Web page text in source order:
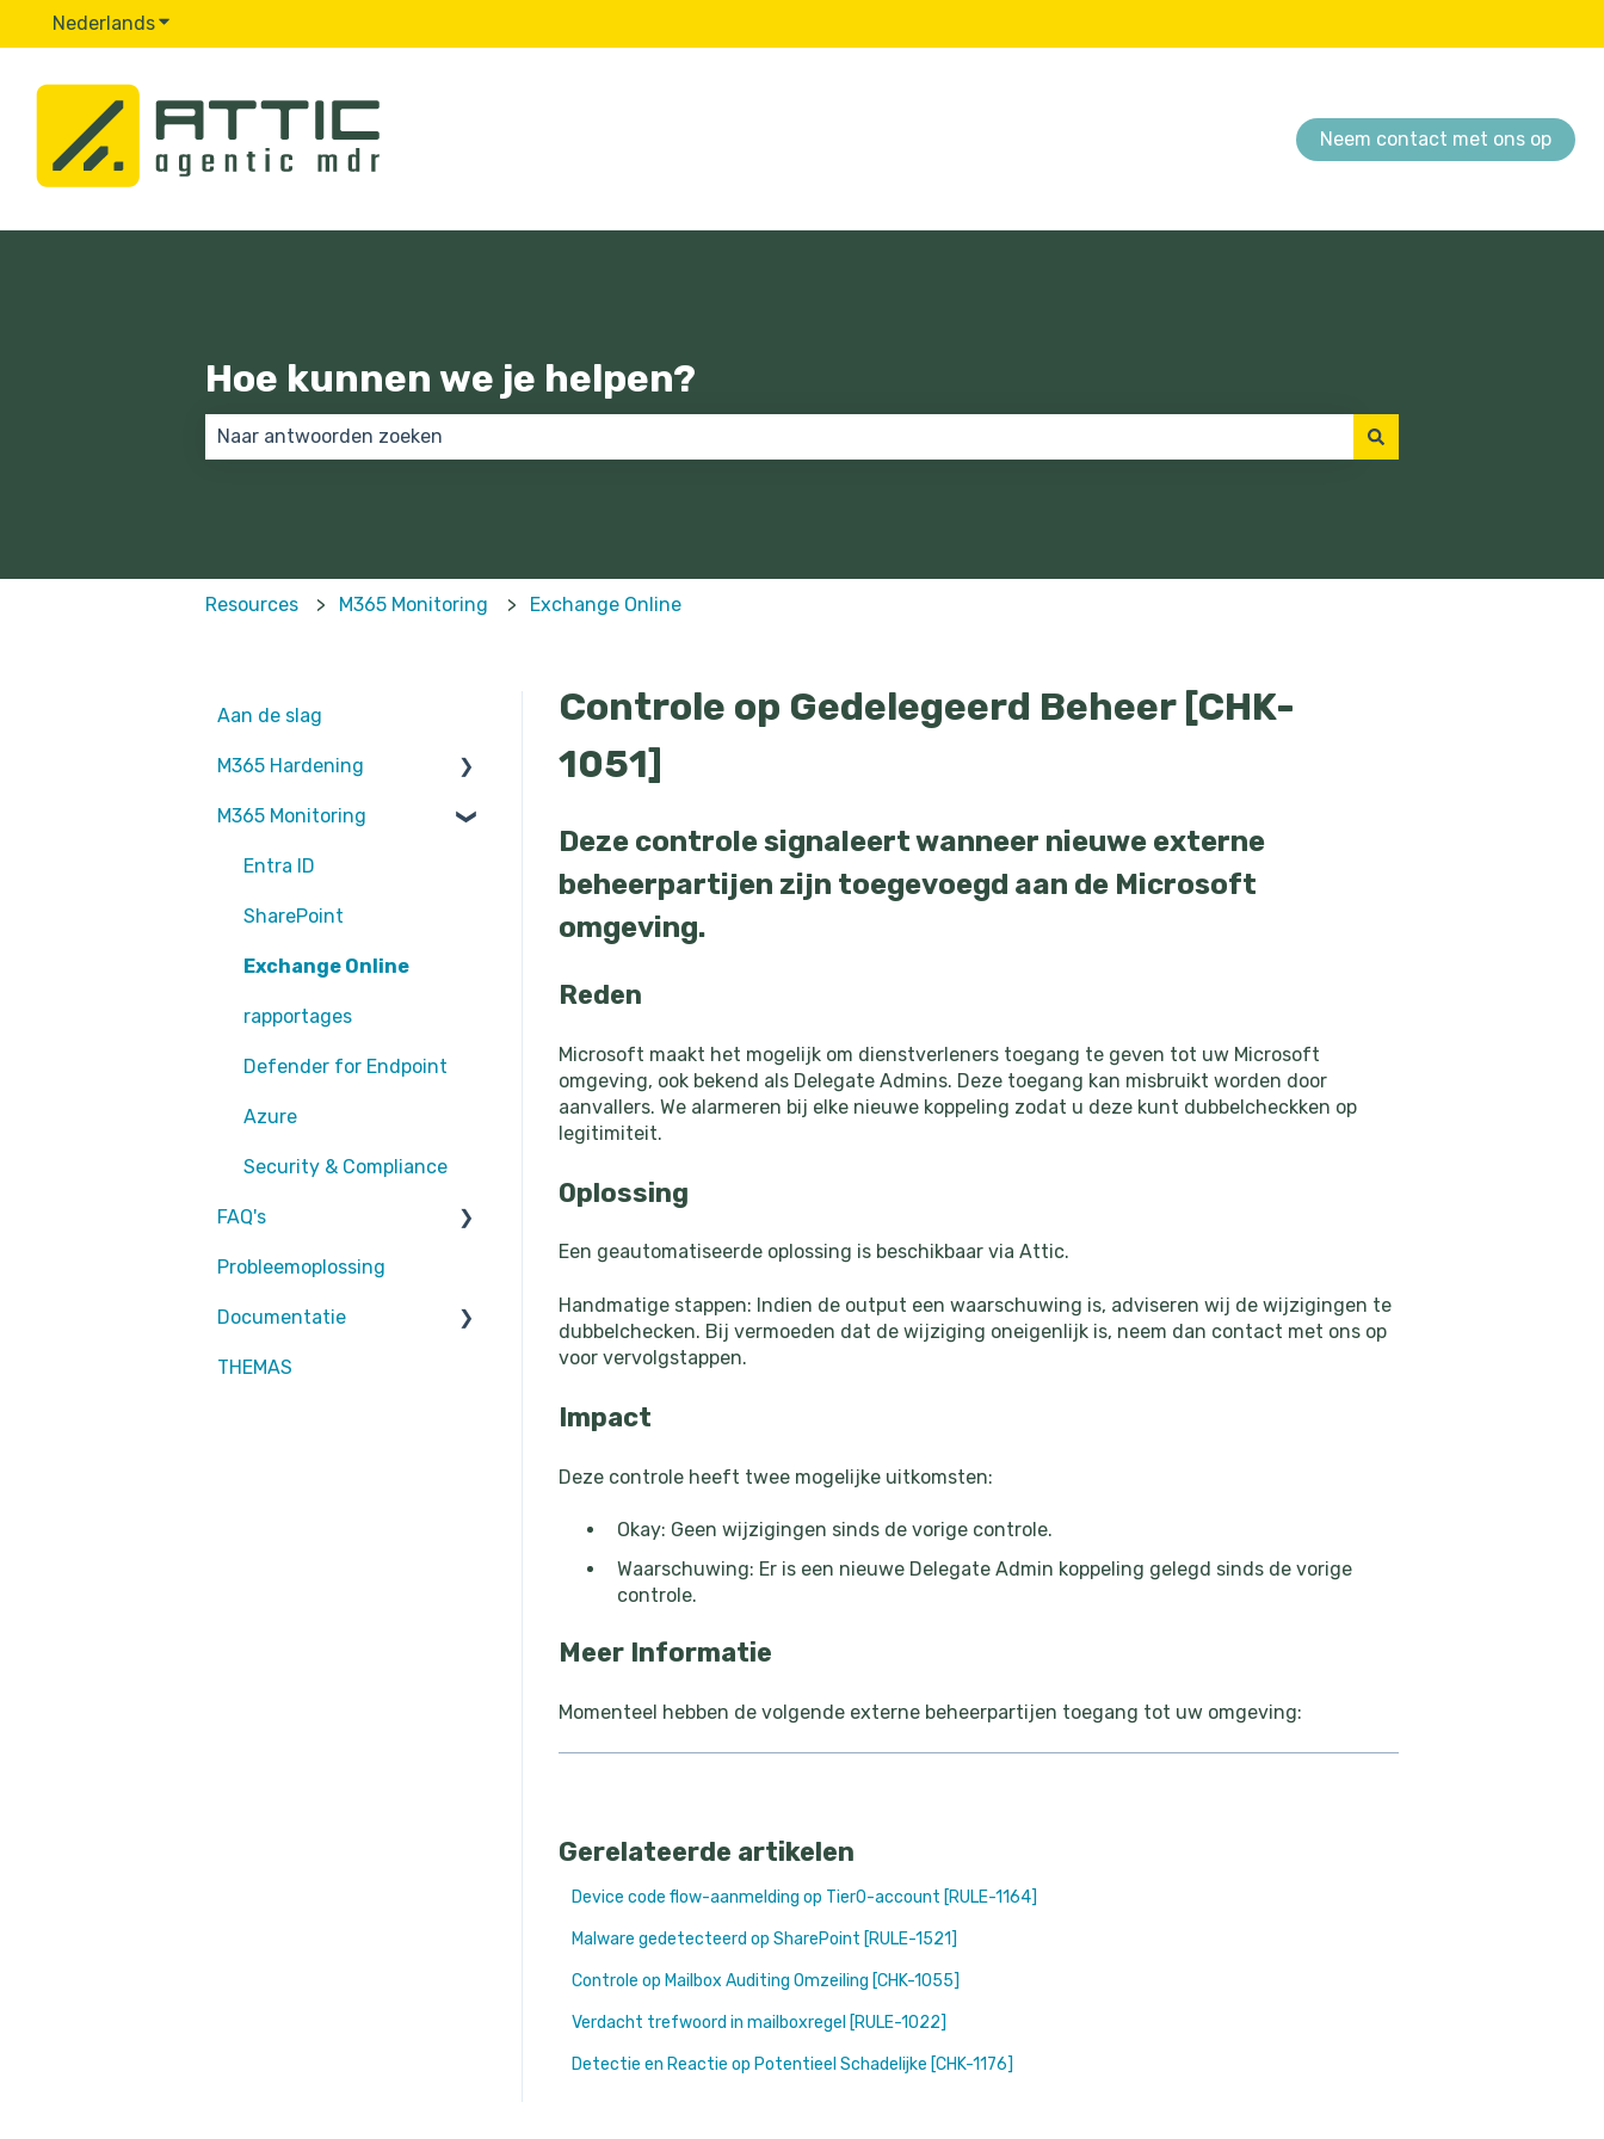
NederlandsSubmenu tonen voor vertalingen
Neem contact met ons op
Hoe kunnen we je helpen?
Resources M365 Monitoring Exchange Online
Controle op Gedelegeerd Beheer [CHK-
1051]
Deze controle signaleert wanneer nieuwe externe
beheerpartijen zijn toegevoegd aan de Microsoft
omgeving.
Reden
Microsoft maakt het mogelijk om dienstverleners toegang te geven tot uw Microsoft
omgeving, ook bekend als Delegate Admins. Deze toegang kan misbruikt worden door
aanvallers. We alarmeren bij elke nieuwe koppeling zodat u deze kunt dubbelcheckken op
legitimiteit.
Oplossing
Een geautomatiseerde oplossing is beschikbaar via Attic.
Handmatige stappen: Indien de output een waarschuwing is, adviseren wij de wijzigingen te
dubbelchecken. Bij vermoeden dat de wijziging oneigenlijk is, neem dan contact met ons op
voor vervolgstappen.
Impact
Deze controle heeft twee mogelijke uitkomsten:
Okay: Geen wijzigingen sinds de vorige controle.
Waarschuwing: Er is een nieuwe Delegate Admin koppeling gelegd sinds de vorige
controle.
Meer Informatie
Momenteel hebben de volgende externe beheerpartijen toegang tot uw omgeving:
Gerelateerde artikelen
Device code flow-aanmelding op Tier0-account [RULE-1164]
Malware gedetecteerd op SharePoint [RULE-1521]
Controle op Mailbox Auditing Omzeiling [CHK-1055]
Verdacht trefwoord in mailboxregel [RULE-1022]
Detectie en Reactie op Potentieel Schadelijke [CHK-1176]
Aan de slag
M365 Hardening
Operational
Teams
Sharepoint
Exchange Online
EntraID - MFA
EntraID - Guests
EntraID - Conditional
M365 Monitoring
Entra ID
SharePoint
Exchange Online
rapportages
Defender for Endpoint
Azure
Security & Compliance
FAQ's
Partners
Attic MDR
Probleemoplossing
Documentatie
Partners
THEMAS